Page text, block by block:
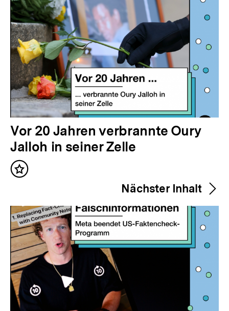
V
o
r
h
r
i
g
e
r
I
n
Vor 20 Jahren verbrannte Oury
Jalloh in seiner Zelle
Inhalt
Nächster Inhalt